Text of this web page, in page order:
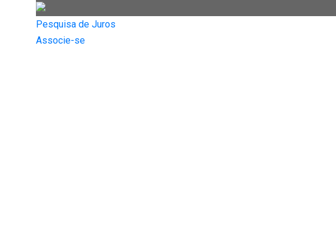
Pesquisa de Juros
Associe-se